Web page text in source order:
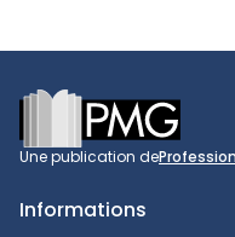
Footer
Une publication de
Informations